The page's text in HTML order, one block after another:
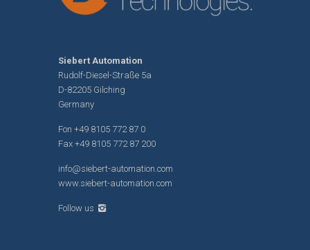
Siebert Automation
Rudolf-Diesel-Straße 5a
D-82205 Gilching
Germany
Fon +49 8105 772 87 0
Fax +49 8105 772 87 200
info@siebert-automation.com
www.siebert-automation.com
Follow us